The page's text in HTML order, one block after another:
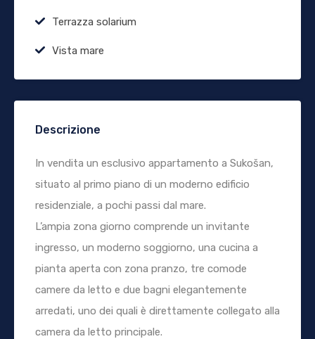
Terrazza solarium
Vista mare
Descrizione
In vendita un esclusivo appartamento a Sukošan,
situato al primo piano di un moderno edificio
residenziale, a pochi passi dal mare.
L’ampia zona giorno comprende un invitante
ingresso, un moderno soggiorno, una cucina a
pianta aperta con zona pranzo, tre comode
camere da letto e due bagni elegantemente
arredati, uno dei quali è direttamente collegato alla
camera da letto principale.